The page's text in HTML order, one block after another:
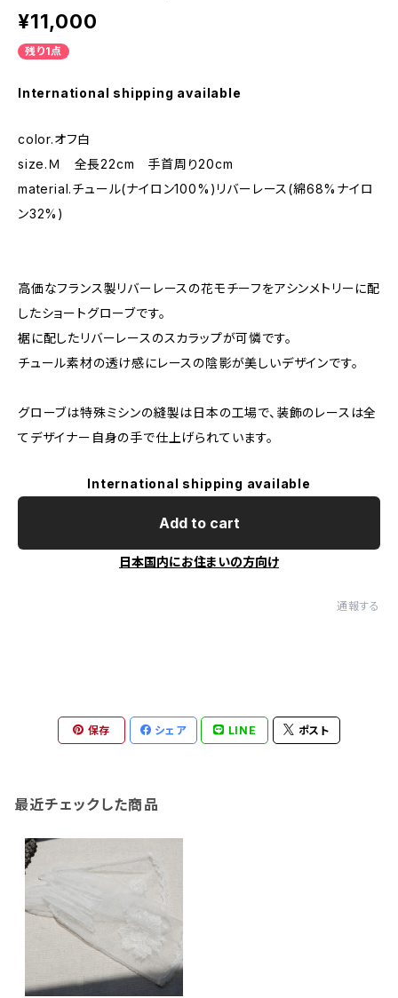
¥11,000
残り1点
International shipping available
color.オフ白
size.Ｍ 全長22cm 手首周り20cm
material.チュール(ナイロン100%)リバーレース(綿68%ナイロ
ン32%)
高価なフランス製リバーレースの花モチーフをアシンメトリーに配
したショートグローブです。
裾に配したリバーレースのスカラップが可憐です。
チュール素材の透け感にレースの陰影が美しいデザインです。
グローブは特殊ミシンの縫製は日本の工場で、装飾のレースは全
てデザイナー自身の手で仕上げられています。
International shipping available
Add to cart
日本国内にお住まいの方向け
通報する
保存 シェア LINE ポスト
最近チェックした商品